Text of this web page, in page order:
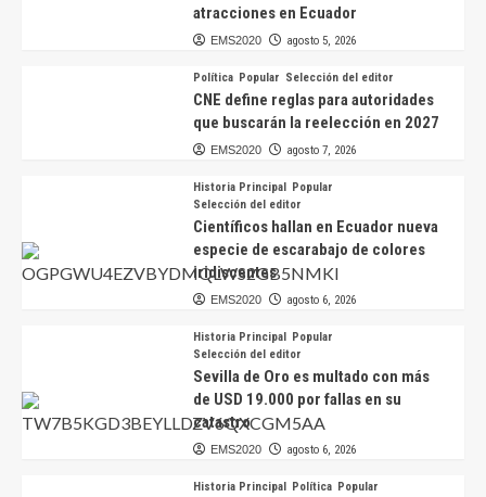
atracciones en Ecuador
EMS2020 agosto 5, 2026
Política Popular Selección del editor
CNE define reglas para autoridades
que buscarán la reelección en 2027
EMS2020 agosto 7, 2026
Historia Principal Popular
Selección del editor
Científicos hallan en Ecuador nueva
especie de escarabajo de colores
iridiscentes
EMS2020 agosto 6, 2026
Historia Principal Popular
Selección del editor
Sevilla de Oro es multado con más
de USD 19.000 por fallas en su
catastro
EMS2020 agosto 6, 2026
Historia Principal Política Popular